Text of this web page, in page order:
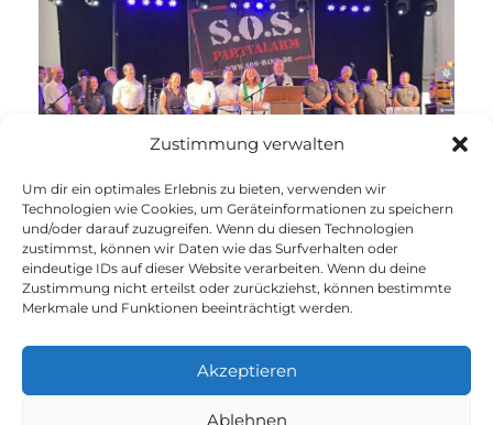
Zustimmung verwalten
Um dir ein optimales Erlebnis zu bieten, verwenden wir
Technologien wie Cookies, um Geräteinformationen zu speichern
und/oder darauf zuzugreifen. Wenn du diesen Technologien
zustimmst, können wir Daten wie das Surfverhalten oder
eindeutige IDs auf dieser Website verarbeiten. Wenn du deine
Zustimmung nicht erteilst oder zurückziehst, können bestimmte
Merkmale und Funktionen beeinträchtigt werden.
Akzeptieren
Ablehnen
Cookie Richtlinie